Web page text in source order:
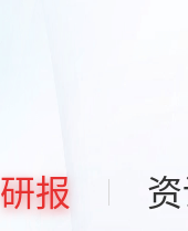
研报